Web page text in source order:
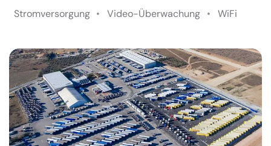
Stromversorgung Video-Überwachung WiFi